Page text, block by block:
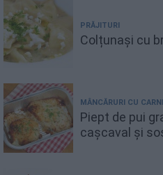
PRĂJITURI
Colțunași cu
MÂNCĂRURI CU
Piept de pui
cașcaval și